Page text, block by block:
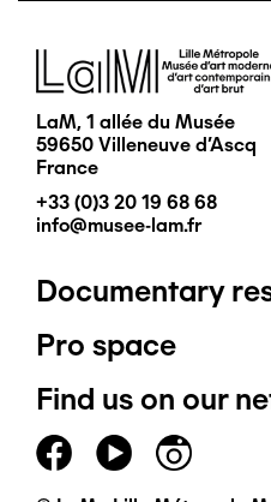
Image
LaM, 1 allée du Musée
59650 Villeneuve d'Ascq
France
+33 (0)3 20 19 68 68
info@musee-lam.fr
Pied
de
page
principal
Documentary
Pro space
Find us on our